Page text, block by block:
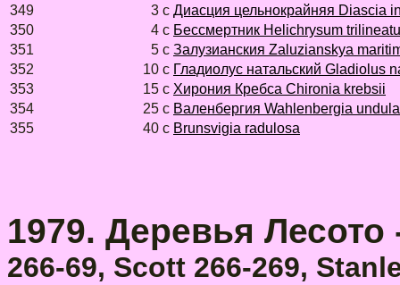
349
3 с Диасция цельнокрайняя Diascia
350
4 с Бессмертник Helichrysum
351
5 с Залузианския Zaluzianskya
352
10 с Гладиолус натальский Gladiolus
353
15 с Хирония Кребса Chironia krebsii
354
25 с Валенбергия Wahlenbergia
355
40 с Brunsvigia radulosa
1979. Деревья
266-69, Scott 266-269,